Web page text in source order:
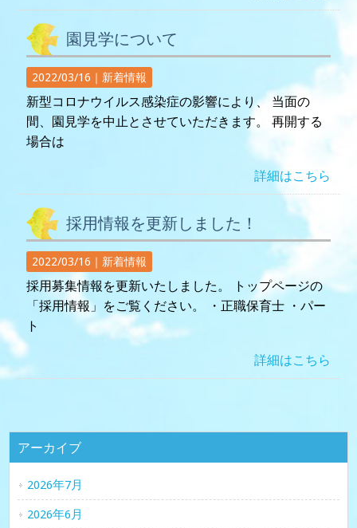
園見学について
2022/03/16｜ 新着情報
新型コロナウイルス感染症の影響により、 当面の
間、園見学を中止とさせていただきます。 再開する
場合は
詳細はこちら
採用情報を更新しました！
2022/03/16｜ 新着情報
採用募集情報を更新いたしました。 トップページの
「採用情報」をご覧ください。 ・正職保育士 ・パー
ト
詳細はこちら
アーカイブ
2026年7月
2026年6月